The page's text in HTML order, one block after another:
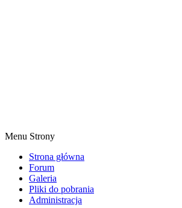
Menu Strony
Strona główna
Forum
Galeria
Pliki do pobrania
Administracja